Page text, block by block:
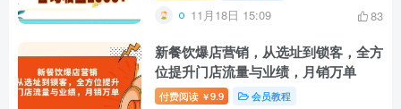
11月18日 15:09 83
新餐饮爆店营销，从选址到锁客，全方
位提升门店流量与业绩，月销万单
付费阅读 ￥9.9 会员教程